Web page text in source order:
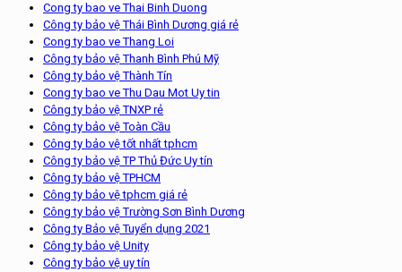
Cong ty bao ve Thai Binh Duong
Công ty bảo vệ Thái Bình Dương giá rẻ
Cong ty bao ve Thang Loi
Công ty bảo vệ Thanh Bình Phú Mỹ
Công ty bảo vệ Thành Tín
Cong ty bao ve Thu Dau Mot Uy tin
Công ty bảo vệ TNXP rẻ
Công ty bảo vệ Toàn Cầu
Công ty bảo vệ tốt nhất tphcm
Công ty bảo vệ TP Thủ Đức Uy tín
Công ty bảo vệ TPHCM
Công ty bảo vệ tphcm giá rẻ
Công ty bảo vệ Trường Sơn Bình Dương
Công ty Bảo vệ Tuyển dụng 2021
Công ty bảo vệ Unity
Công ty bảo vệ uy tín